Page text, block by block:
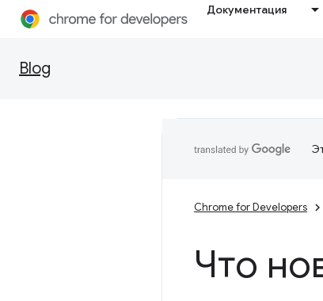
Документация
Blog
Chrome for Developers
Что